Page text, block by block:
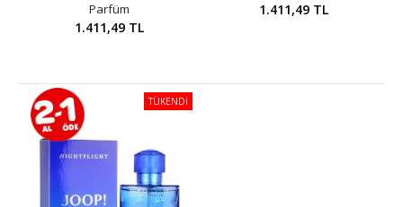
Parfüm
1.411,49 TL
1.411,49 TL
TÜKENDİ